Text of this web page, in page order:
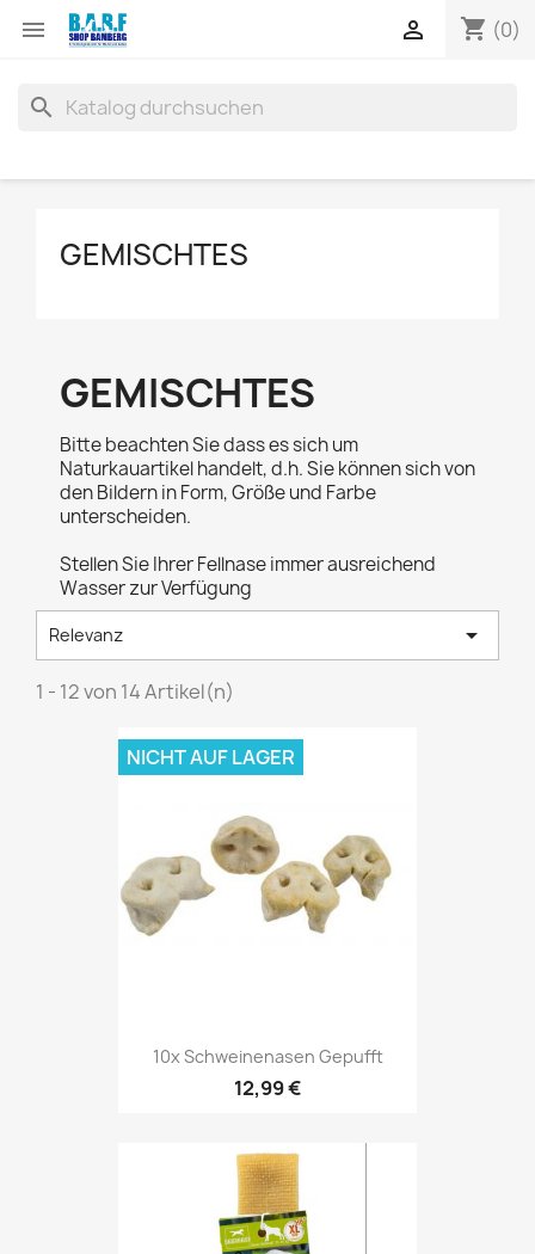
 shopping_cart (0)

search
GEMISCHTES
GEMISCHTES
Bitte beachten Sie dass es sich um
Naturkauartikel handelt, d.h. Sie können sich von
den Bildern in Form, Größe und Farbe
unterscheiden.
Stellen Sie Ihrer Fellnase immer ausreichend
Wasser zur Verfügung
Relevanz 
1 - 12 von 14 Artikel(n)
10x Schweinenasen Gepufft
12,99 €
NICHT AUF LAGER